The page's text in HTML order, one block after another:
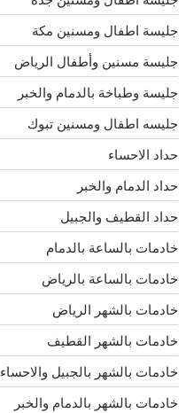
جليسة اطفال ومسنين مكة
جليسة مسنين وأطفال الرياض
جليسة وطباخة بالدمام والخبر
جليسه اطفال ومسنين تبوك
حداد الاحساء
حداد الدمام والخبر
حداد القطيف والجبيل
خادمات بالساعة بالدمام
خادمات بالساعة بالرياض
خادمات بالشهر الرياض
خادمات بالشهر القطيف
خادمات بالشهر بالجبيل والاحساء
خادمات بالشهر بالدمام والخبر